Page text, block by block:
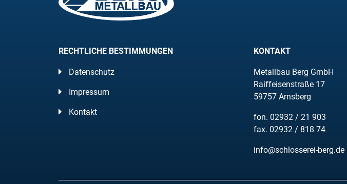
RECHTLICHE BESTIMMUNGEN
Datenschutz
Impressum
Kontakt
KONTAKT
Metallbau Berg GmbH
Raiffeisenstraße 17
59757 Arnsberg
fon. 02932 / 21 903
fax. 02932 / 818 74
info@schlosserei-berg.de